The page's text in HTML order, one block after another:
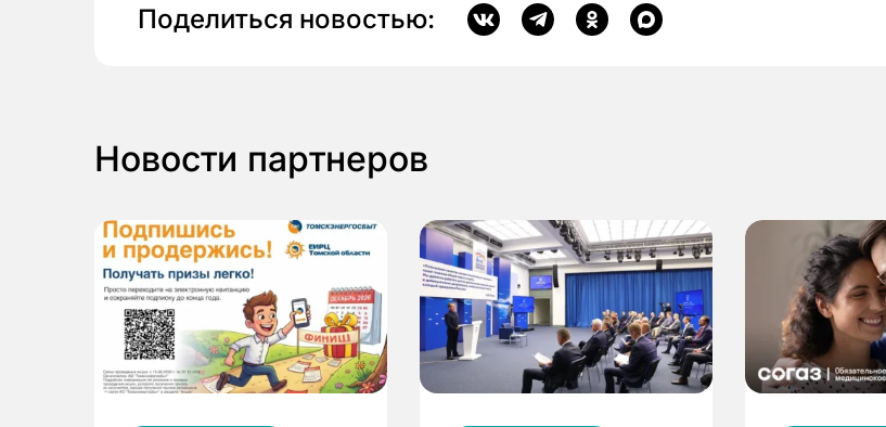
Поделиться новостью:
Новости партнеров